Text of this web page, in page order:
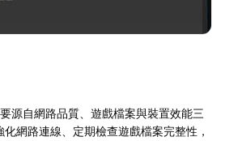
源自網路品質、遊戲檔案與裝置效能三
化網路連線、定期檢查遊戲檔案完整性，